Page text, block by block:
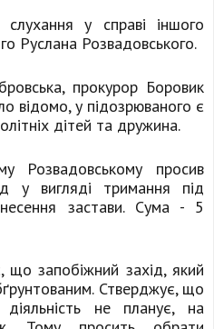
у справі іншого
Руслана Розвадовського.
прокурор Боровик
відомо, у підозрюваного є
дітей та дружина.
Розвадовському просив
у вигляді тримання під
застави. Сума - 5
що запобіжний захід, який
Стверджує, що
не планує, на